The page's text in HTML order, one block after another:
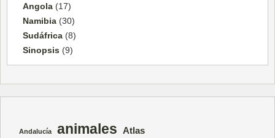
Angola (17)
Namibia (30)
Sudáfrica (8)
Sinopsis (9)
Andalucía animales Atlas